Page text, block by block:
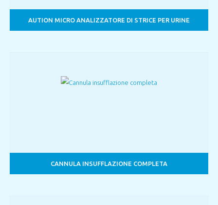
AUTION MICRO ANALIZZATORE DI STRICE PER URINE
CANNULA INSUFFLAZIONE COMPLETA